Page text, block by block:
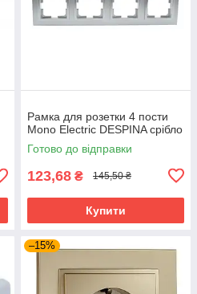
Рамка для розетки 4 пости
Mono Electric DESPINA срібло
Готово до відправки
123,68 ₴ 145,50 ₴
Купити
–15%